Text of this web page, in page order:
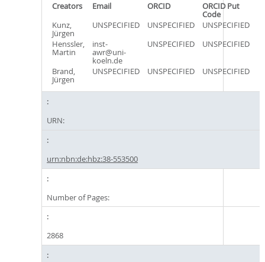
Creators Email ORCID ORCID Put
Code
Kunz,
Jürgen
UNSPECIFIED UNSPECIFIED
UNSPECIFIED
Henssler,
Martin
inst-
awr@uni-
koeln.de
UNSPECIFIED UNSPECIFIED
Brand,
Jürgen
UNSPECIFIED UNSPECIFIED UNSPECIFIED
URN:
urn:nbn:de:hbz:38-553500
Number of Pages:
2868